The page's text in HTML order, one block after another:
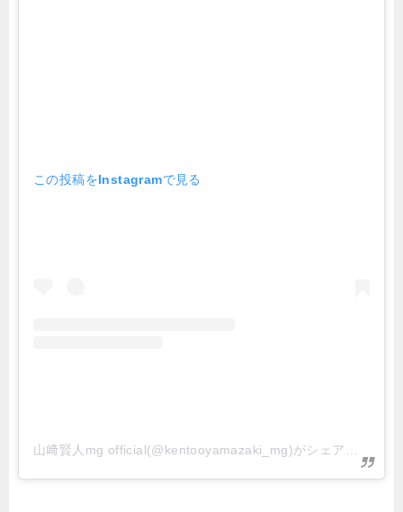
この投稿をInstagramで見る
山﨑賢人mg official(@kentooyamazaki_mg)がシェアした投稿